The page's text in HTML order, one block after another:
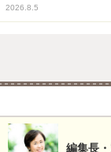
2026.8.5
編集長